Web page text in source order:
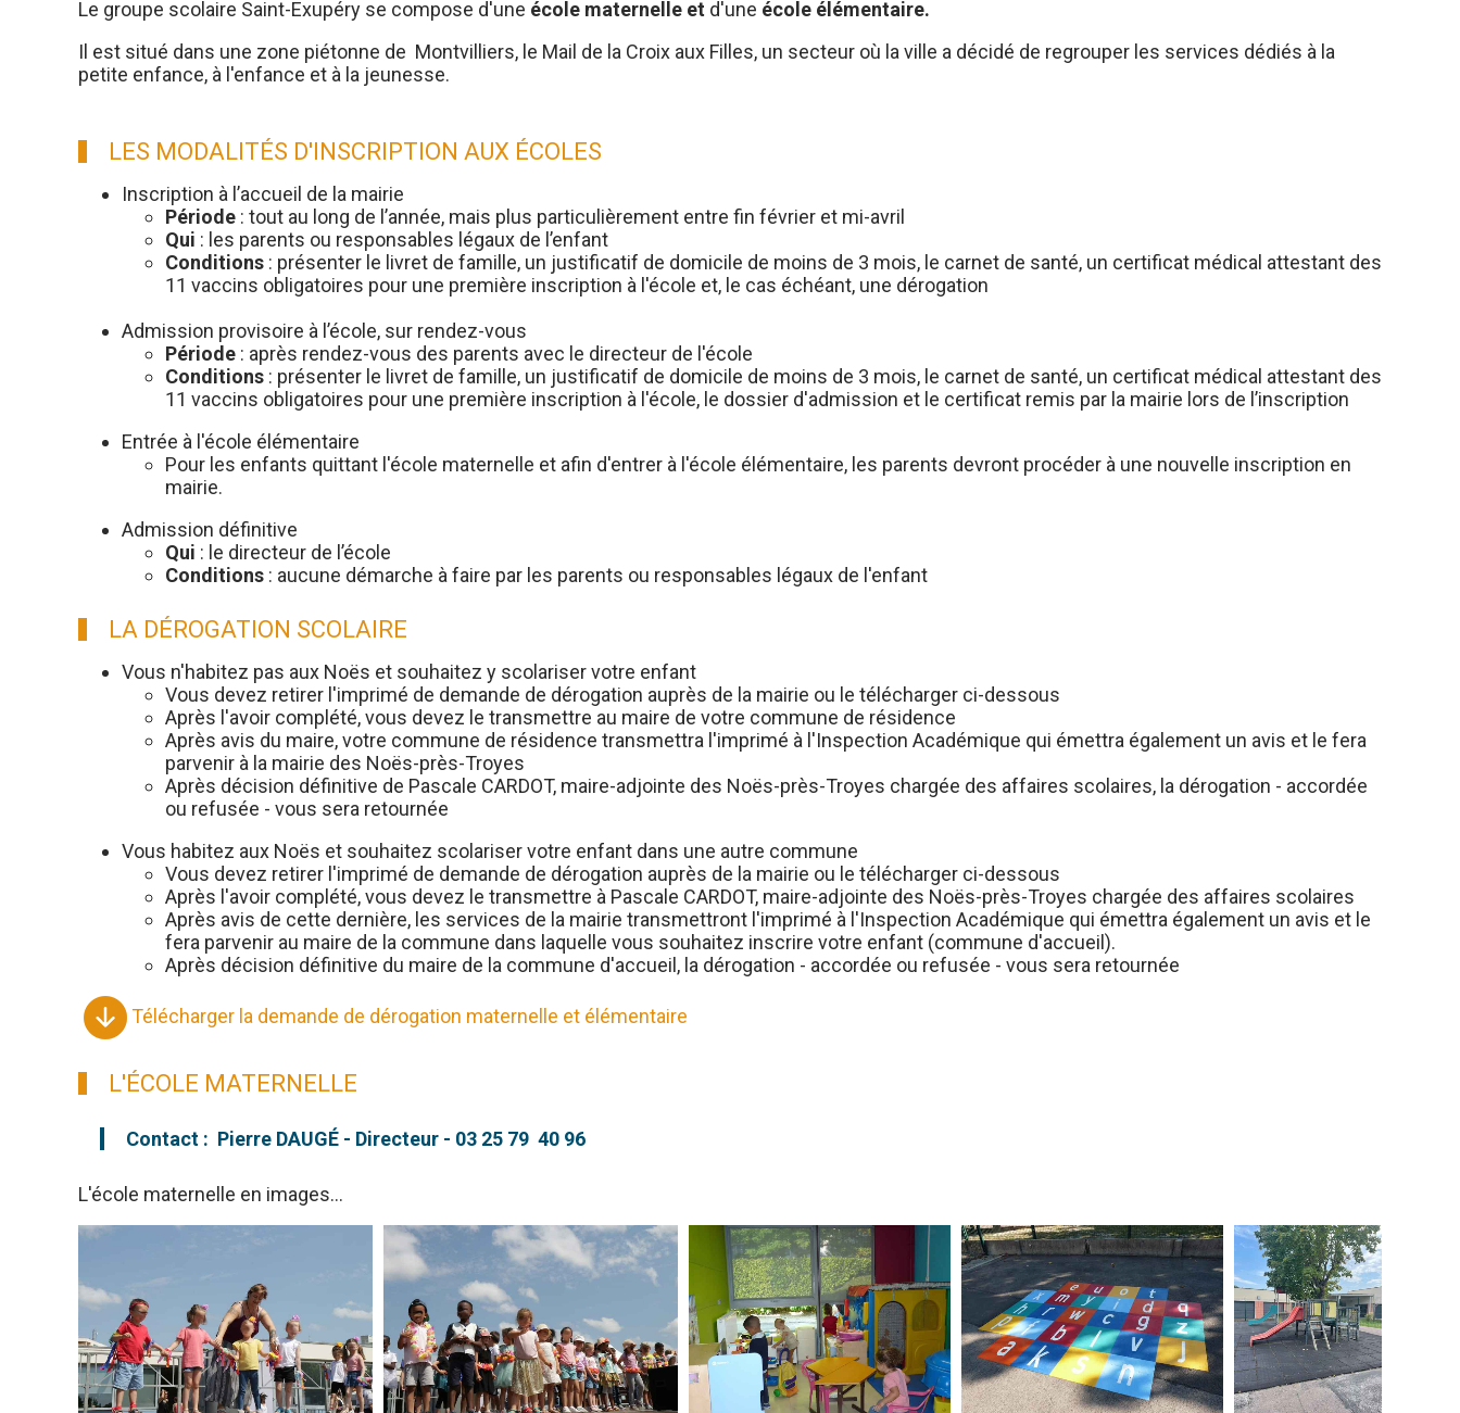
Le groupe scolaire Saint-Exupéry se compose d'une école maternelle et d'une école élémentaire.
Il est situé dans une zone piétonne de Montvilliers, le Mail de la Croix aux Filles, un secteur où la ville a décidé de regrouper les services dédiés à la
petite enfance, à l'enfance et à la jeunesse.
LES MODALITÉS D'INSCRIPTION AUX ÉCOLES
Inscription à l’accueil de la mairie
Période : tout au long de l’année, mais plus particulièrement entre fin février et mi-avril
Qui : les parents ou responsables légaux de l’enfant
Conditions : présenter le livret de famille, un justificatif de domicile de moins de 3 mois, le carnet de santé, un certificat médical attestant des
11 vaccins obligatoires pour une première inscription à l'école et, le cas échéant, une dérogation
Admission provisoire à l’école, sur rendez-vous
Période : après rendez-vous des parents avec le directeur de l'école
Conditions : présenter le livret de famille, un justificatif de domicile de moins de 3 mois, le carnet de santé, un certificat médical attestant des
11 vaccins obligatoires pour une première inscription à l'école, le dossier d'admission et le certificat remis par la mairie lors de l’inscription
Entrée à l'école élémentaire
Pour les enfants quittant l'école maternelle et afin d'entrer à l'école élémentaire, les parents devront procéder à une nouvelle inscription en
mairie.
Admission définitive
Qui : le directeur de l’école
Conditions : aucune démarche à faire par les parents ou responsables légaux de l'enfant
LA DÉROGATION SCOLAIRE
Vous n'habitez pas aux Noës et souhaitez y scolariser votre enfant
Vous devez retirer l'imprimé de demande de dérogation auprès de la mairie ou le télécharger ci-dessous
Après l'avoir complété, vous devez le transmettre au maire de votre commune de résidence
Après avis du maire, votre commune de résidence transmettra l'imprimé à l'Inspection Académique qui émettra également un avis et le fera
parvenir à la mairie des Noës-près-Troyes
Après décision définitive de Pascale CARDOT, maire-adjointe des Noës-près-Troyes chargée des affaires scolaires, la dérogation - accordée
ou refusée - vous sera retournée
Vous habitez aux Noës et souhaitez scolariser votre enfant dans une autre commune
Vous devez retirer l'imprimé de demande de dérogation auprès de la mairie ou le télécharger ci-dessous
Après l'avoir complété, vous devez le transmettre à Pascale CARDOT, maire-adjointe des Noës-près-Troyes chargée des affaires scolaires
Après avis de cette dernière, les services de la mairie transmettront l'imprimé à l'Inspection Académique qui émettra également un avis et le
fera parvenir au maire de la commune dans laquelle vous souhaitez inscrire votre enfant (commune d'accueil).
Après décision définitive du maire de la commune d'accueil, la dérogation - accordée ou refusée - vous sera retournée
Télécharger la demande de dérogation maternelle et élémentaire
L'ÉCOLE MATERNELLE
Contact : Pierre DAUGÉ - Directeur - 03 25 79 40 96
L'école maternelle en images...